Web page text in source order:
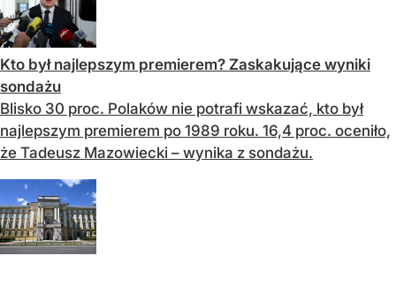
Kto był najlepszym premierem? Zaskakujące wyniki
sondażu
Blisko 30 proc. Polaków nie potrafi wskazać, kto był
najlepszym premierem po 1989 roku. 16,4 proc. oceniło,
że Tadeusz Mazowiecki – wynika z sondażu.